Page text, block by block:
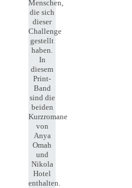
Menschen,
die sich
dieser
Challenge
gestellt
haben.
In
diesem
Print-
Band
sind die
beiden
Kurzromane
von
Anya
Omah
und
Nikola
Hotel
enthalten.